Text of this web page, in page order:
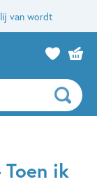
van wordt
ik